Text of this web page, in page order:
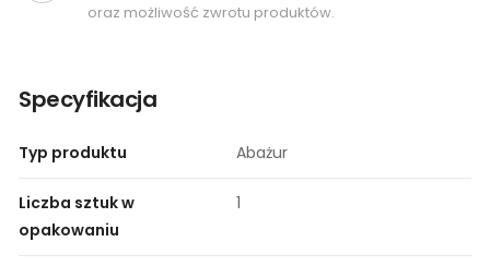
oraz możliwość zwrotu produktów.
Specyfikacja
Typ produktu Abażur
Liczba sztuk w
opakowaniu
1